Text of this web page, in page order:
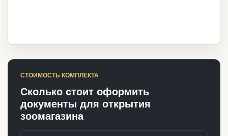
СТОИМОСТЬ КОМПЛЕКТА
Сколько стоит оформить
документы для открытия
зоомагазина